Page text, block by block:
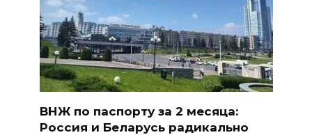
ВНЖ по паспорту за 2 месяца:
Россия и Беларусь радикально